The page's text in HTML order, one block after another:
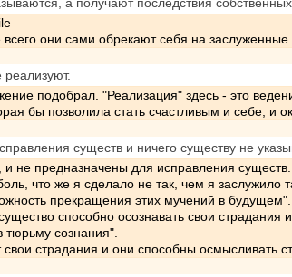
они сами обрекают себя на
подобрал. "Реализация" здесь - это
бы позволила стать счастливым и себе, и
существ и ничего существу не
не предназначены для исправления
что же я сделало не так, чем я
прекращения этих мучений в
способно осознавать свои
тюрьму сознания".
страдания и они способны осмысливать